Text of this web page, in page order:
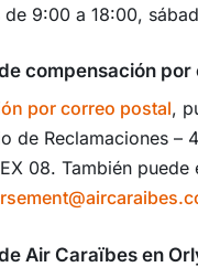
de 9:00 a 18:00,
compensación
por correo postal,
de Reclamaciones –
08. También
Air Caraïbes en